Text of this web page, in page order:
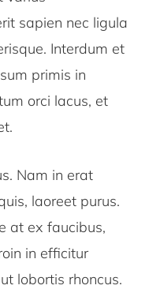
sapien nec ligula
Interdum et
primis in
orci lacus, et
Nam in erat
laoreet purus.
at ex faucibus,
in efficitur
lobortis rhoncus.